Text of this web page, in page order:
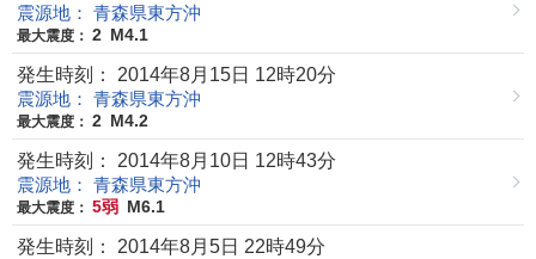
震源地： 青森県東方沖
最大震度： 2 M4.1
発生時刻： 2014年8月15日 12時20分
震源地： 青森県東方沖
最大震度： 2 M4.2
発生時刻： 2014年8月10日 12時43分
震源地： 青森県東方沖
最大震度： 5弱 M6.1
発生時刻： 2014年8月5日 22時49分